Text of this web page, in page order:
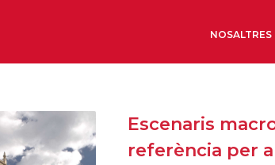
NOSALTRES
Escenaris
referència per